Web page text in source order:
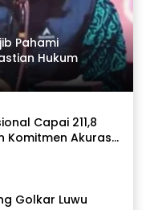
Pahami
Hukum
Capai 211,8
Komitmen Akurasi
Golkar Luwu